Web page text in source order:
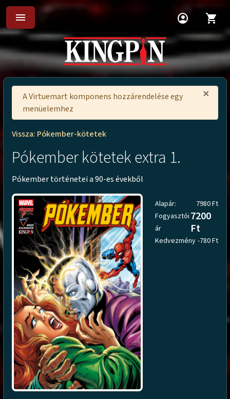
menu account_circle shopping_cart
×
A Virtuemart komponens hozzárendelése egy
menüelemhez
Vissza: Pókember-kötetek
Pókember kötetek extra 1.
Pókember történetei a 90-es évekből
Alapár:
7980 Ft
Fogyasztói
ár
7200
Ft
Kedvezmény -780 Ft